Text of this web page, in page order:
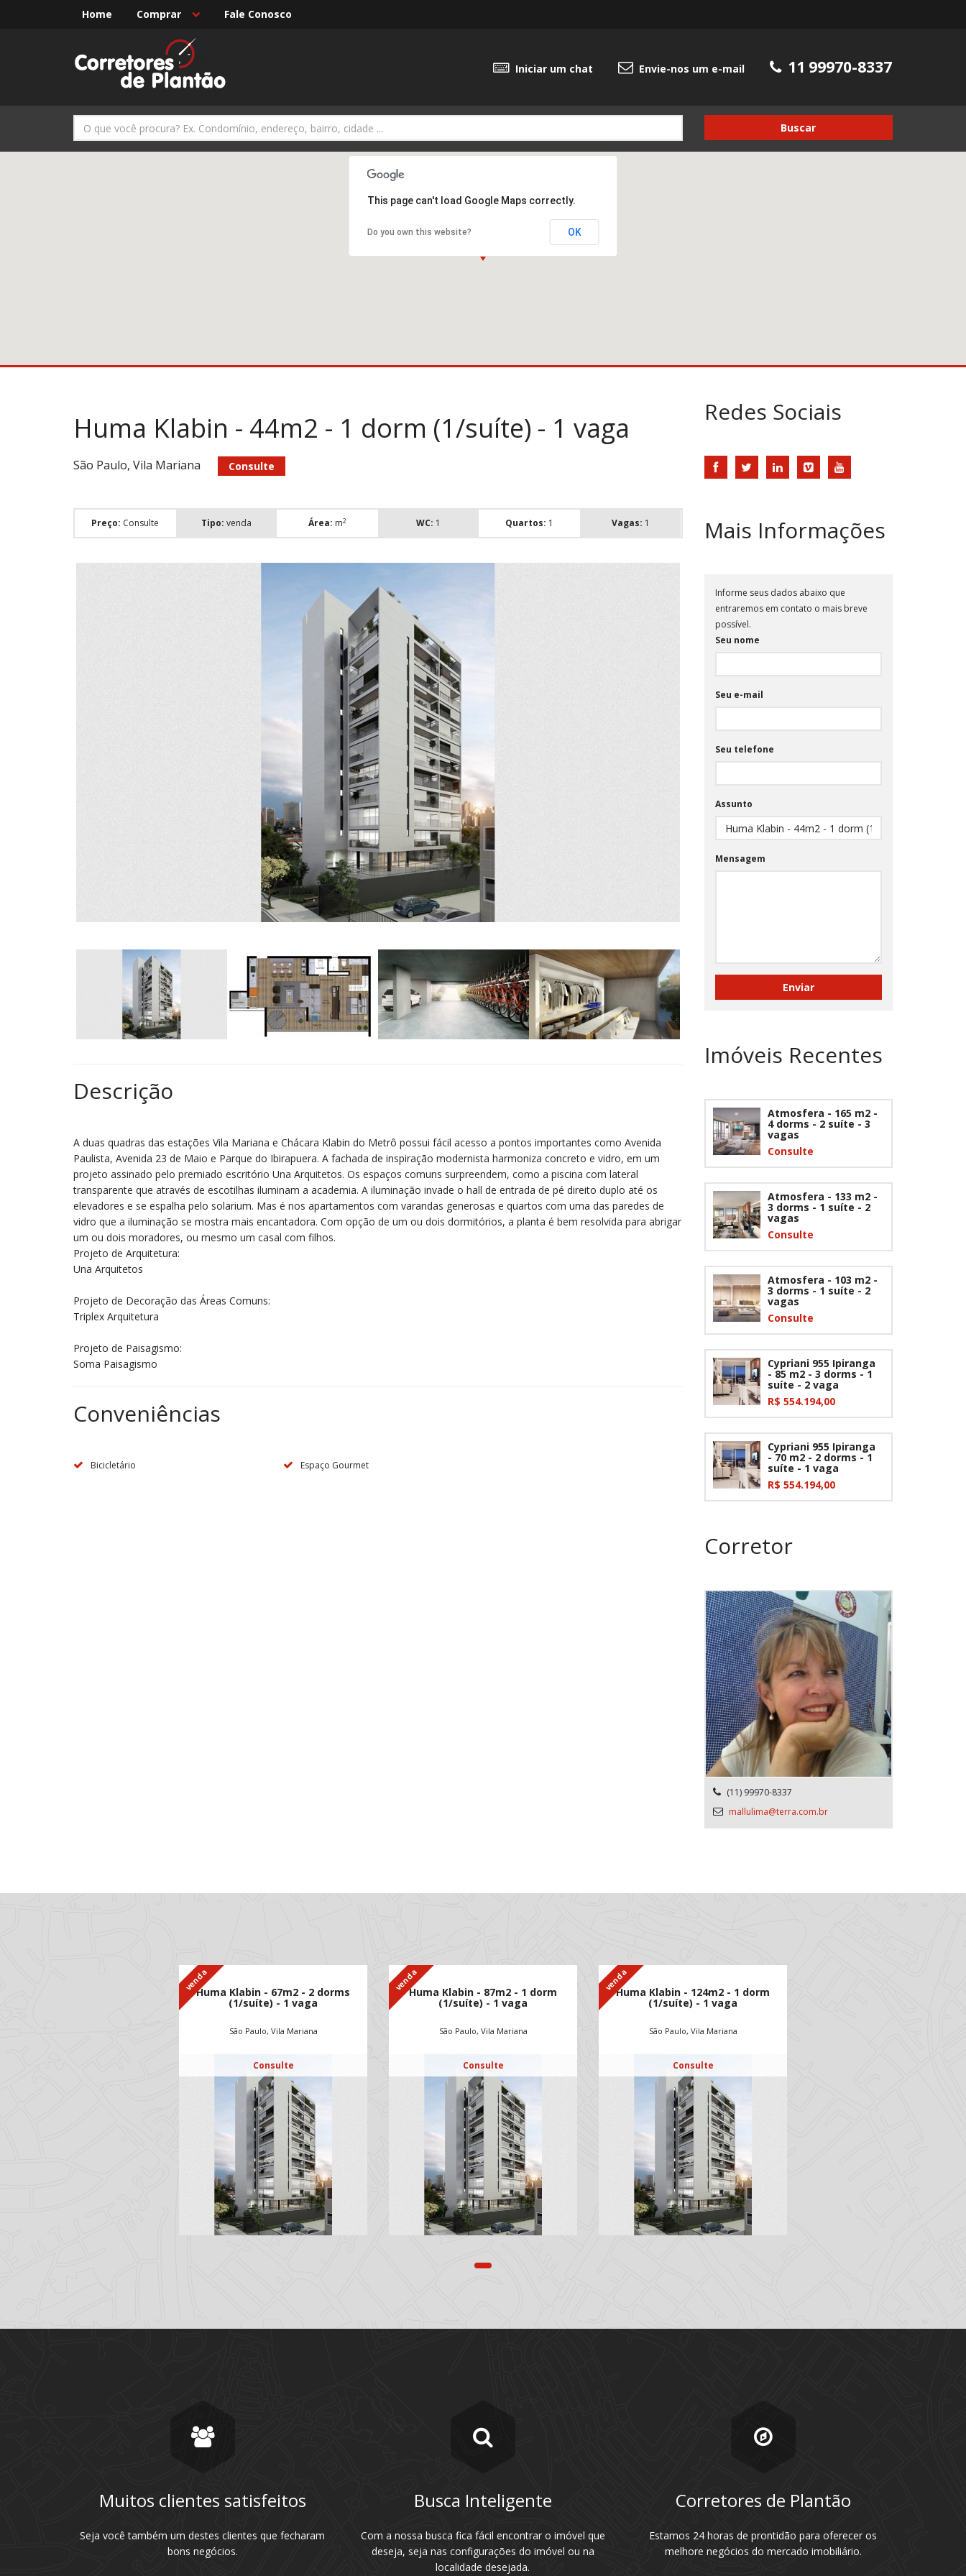
Home Comprar Fale Conosco
Iniciar um chat Envie-nos um e-mail 11 99970-8337
Buscar
This page can't load Google Maps correctly.
Do you own this website? OK
Huma Klabin - 44m2 - 1 dorm (1/suíte) - 1 vaga
São Paulo, Vila Mariana Consulte
Preço: Consulte Tipo: venda Área: m2 WC: 1 Quartos: 1 Vagas: 1
Descrição
A duas quadras das estações Vila Mariana e Chácara Klabin do Metrô possui fácil acesso a pontos importantes como Avenida
Paulista, Avenida 23 de Maio e Parque do Ibirapuera. A fachada de inspiração modernista harmoniza concreto e vidro, em um
projeto assinado pelo premiado escritório Una Arquitetos. Os espaços comuns surpreendem, como a piscina com lateral
transparente que através de escotilhas iluminam a academia. A iluminação invade o hall de entrada de pé direito duplo até os
elevadores e se espalha pelo solarium. Mas é nos apartamentos com varandas generosas e quartos com uma das paredes de
vidro que a iluminação se mostra mais encantadora. Com opção de um ou dois dormitórios, a planta é bem resolvida para abrigar
um ou dois moradores, ou mesmo um casal com filhos.
Projeto de Arquitetura:
Una Arquitetos
Projeto de Decoração das Áreas Comuns:
Triplex Arquitetura
Projeto de Paisagismo:
Soma Paisagismo
Conveniências
Bicicletário Espaço Gourmet
Redes Sociais
Mais Informações
Informe seus dados abaixo que
entraremos em contato o mais breve
possível.
Seu nome
Seu e-mail
Seu telefone
Assunto
Mensagem
Imóveis Recentes
Atmosfera - 165 m2 -
4 dorms - 2 suíte - 3
vagas
Consulte
Atmosfera - 133 m2 -
3 dorms - 1 suíte - 2
vagas
Consulte
Atmosfera - 103 m2 -
3 dorms - 1 suíte - 2
vagas
Consulte
Cypriani 955 Ipiranga
- 85 m2 - 3 dorms - 1
suíte - 2 vaga
R$ 554.194,00
Cypriani 955 Ipiranga
- 70 m2 - 2 dorms - 1
suíte - 1 vaga
R$ 554.194,00
Corretor
(11) 99970-8337
mallulima@terra.com.br
Huma Klabin - 67m2 - 2 dorms
(1/suíte) - 1 vaga
São Paulo, Vila Mariana
venda
Consulte
Huma Klabin - 87m2 - 1 dorm
(1/suíte) - 1 vaga
São Paulo, Vila Mariana
venda
Consulte
Huma Klabin - 124m2 - 1 dorm
(1/suíte) - 1 vaga
São Paulo, Vila Mariana
venda
Consulte
Muitos clientes satisfeitos
Seja você também um destes clientes que fecharam
bons negócios.
Busca Inteligente
Com a nossa busca fica fácil encontrar o imóvel que
deseja, seja nas configurações do imóvel ou na
localidade desejada.
Corretores de Plantão
Estamos 24 horas de prontidão para oferecer os
melhore negócios do mercado imobiliário.